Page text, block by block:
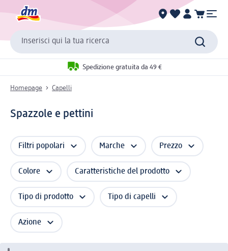
Inserisci qui la tua ricerca
Spedizione gratuita da 49 €
Homepage Capelli
Spazzole e pettini
Filtri popolari Marche Prezzo
Colore Caratteristiche del prodotto
Tipo di prodotto Tipo di capelli
Azione